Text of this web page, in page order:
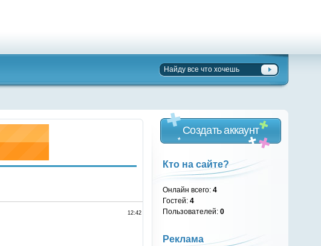
12:42
Создать аккаунт
Кто на сайте?
Онлайн всего:4
Гостей:4
Пользователей:0
Реклама